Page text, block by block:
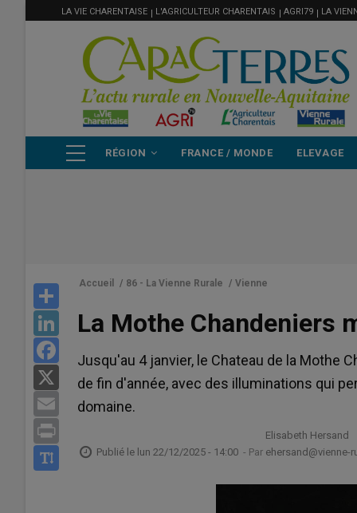
MENU
FILIÈRE
LA VIE CHARENTAISE L'AGRICULTEUR CHARENTAIS AGRI79 LA
PRINCIPALE
RÉGION FRANCE / MONDE ELEVAGE
LinkedIn
Email
Accueil / 86 - La Vienne Rurale / Vienne
La Mothe Chandeniers
Jusqu'au 4 janvier, le Chateau de la Mothe
de fin d'année, avec des illuminations qui
domaine.
Publié le lun 22/12/2025 - 14:00 - Par
Elisabeth Hersand
ehersand@vienne-